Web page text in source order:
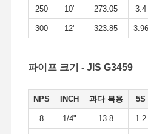
250 10' 273.05 3.4
300 12' 323.85 3.96
파이프 크기 - JIS G3459
NPS INCH 과다 복용 5S
8 1/4" 13.8 1.2